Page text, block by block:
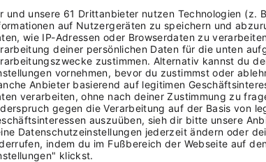
Energie?
zusammenführen– Telefon, Instagram-DM,
Ich übertrage alles per Hand in meinen
und trotzdem hab ich mal doppelt vergeben.
Freitag und Samstag reservieren Leute für sechs
nicht. Keine Absage, nichts. Zwei Tische leer an